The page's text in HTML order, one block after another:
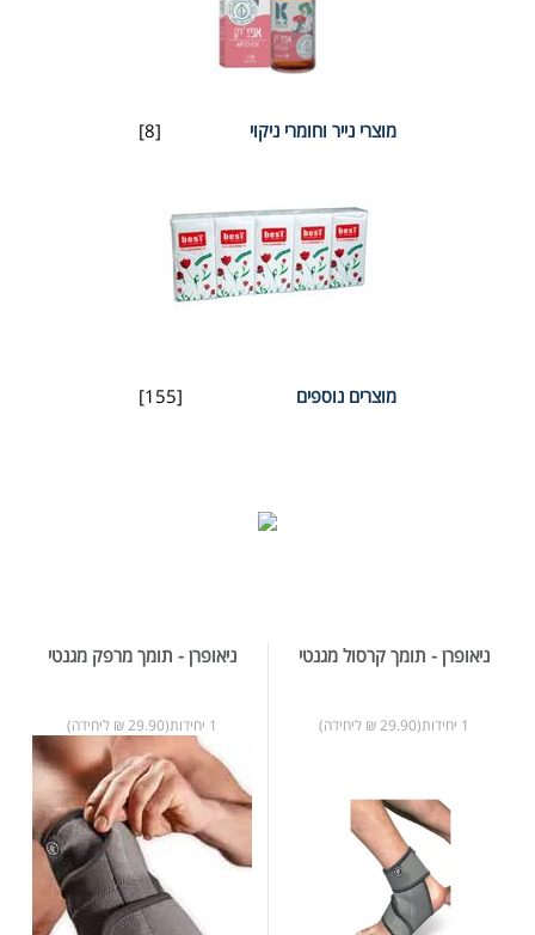
[8] מוצרי נייר וחומרי ניקוי
[155] מוצרים נוספים
ניאופרן - תומך קרסול מגנטי
1 יחידות(29.90 ₪ ליחידה)
ניאופרן - תומך מרפק מגנטי
1 יחידות(29.90 ₪ ליחידה)